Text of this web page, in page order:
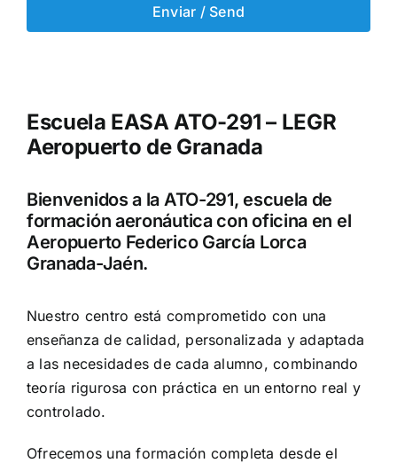
Enviar / Send
Escuela EASA ATO-291 – LEGR
Aeropuerto de Granada
Bienvenidos a la ATO-291, escuela de
formación aeronáutica con oficina en el
Aeropuerto Federico García Lorca
Granada-Jaén.
Nuestro centro está comprometido con una
enseñanza de calidad, personalizada y adaptada
a las necesidades de cada alumno, combinando
teoría rigurosa con práctica en un entorno real y
controlado.
Ofrecemos una formación completa desde el